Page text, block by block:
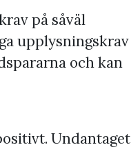
på såväl
upplysningskrav
och kan
Undantaget